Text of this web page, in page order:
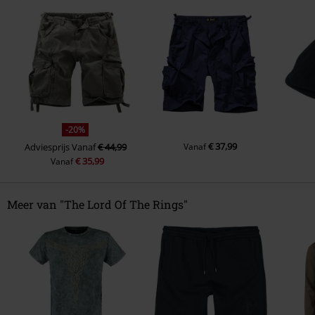
-20%
AdviesprijsVanaf€ 44,99
Vanaf€ 35,99
Vanaf€ 37,99
Meer van "The Lord Of The Rings"